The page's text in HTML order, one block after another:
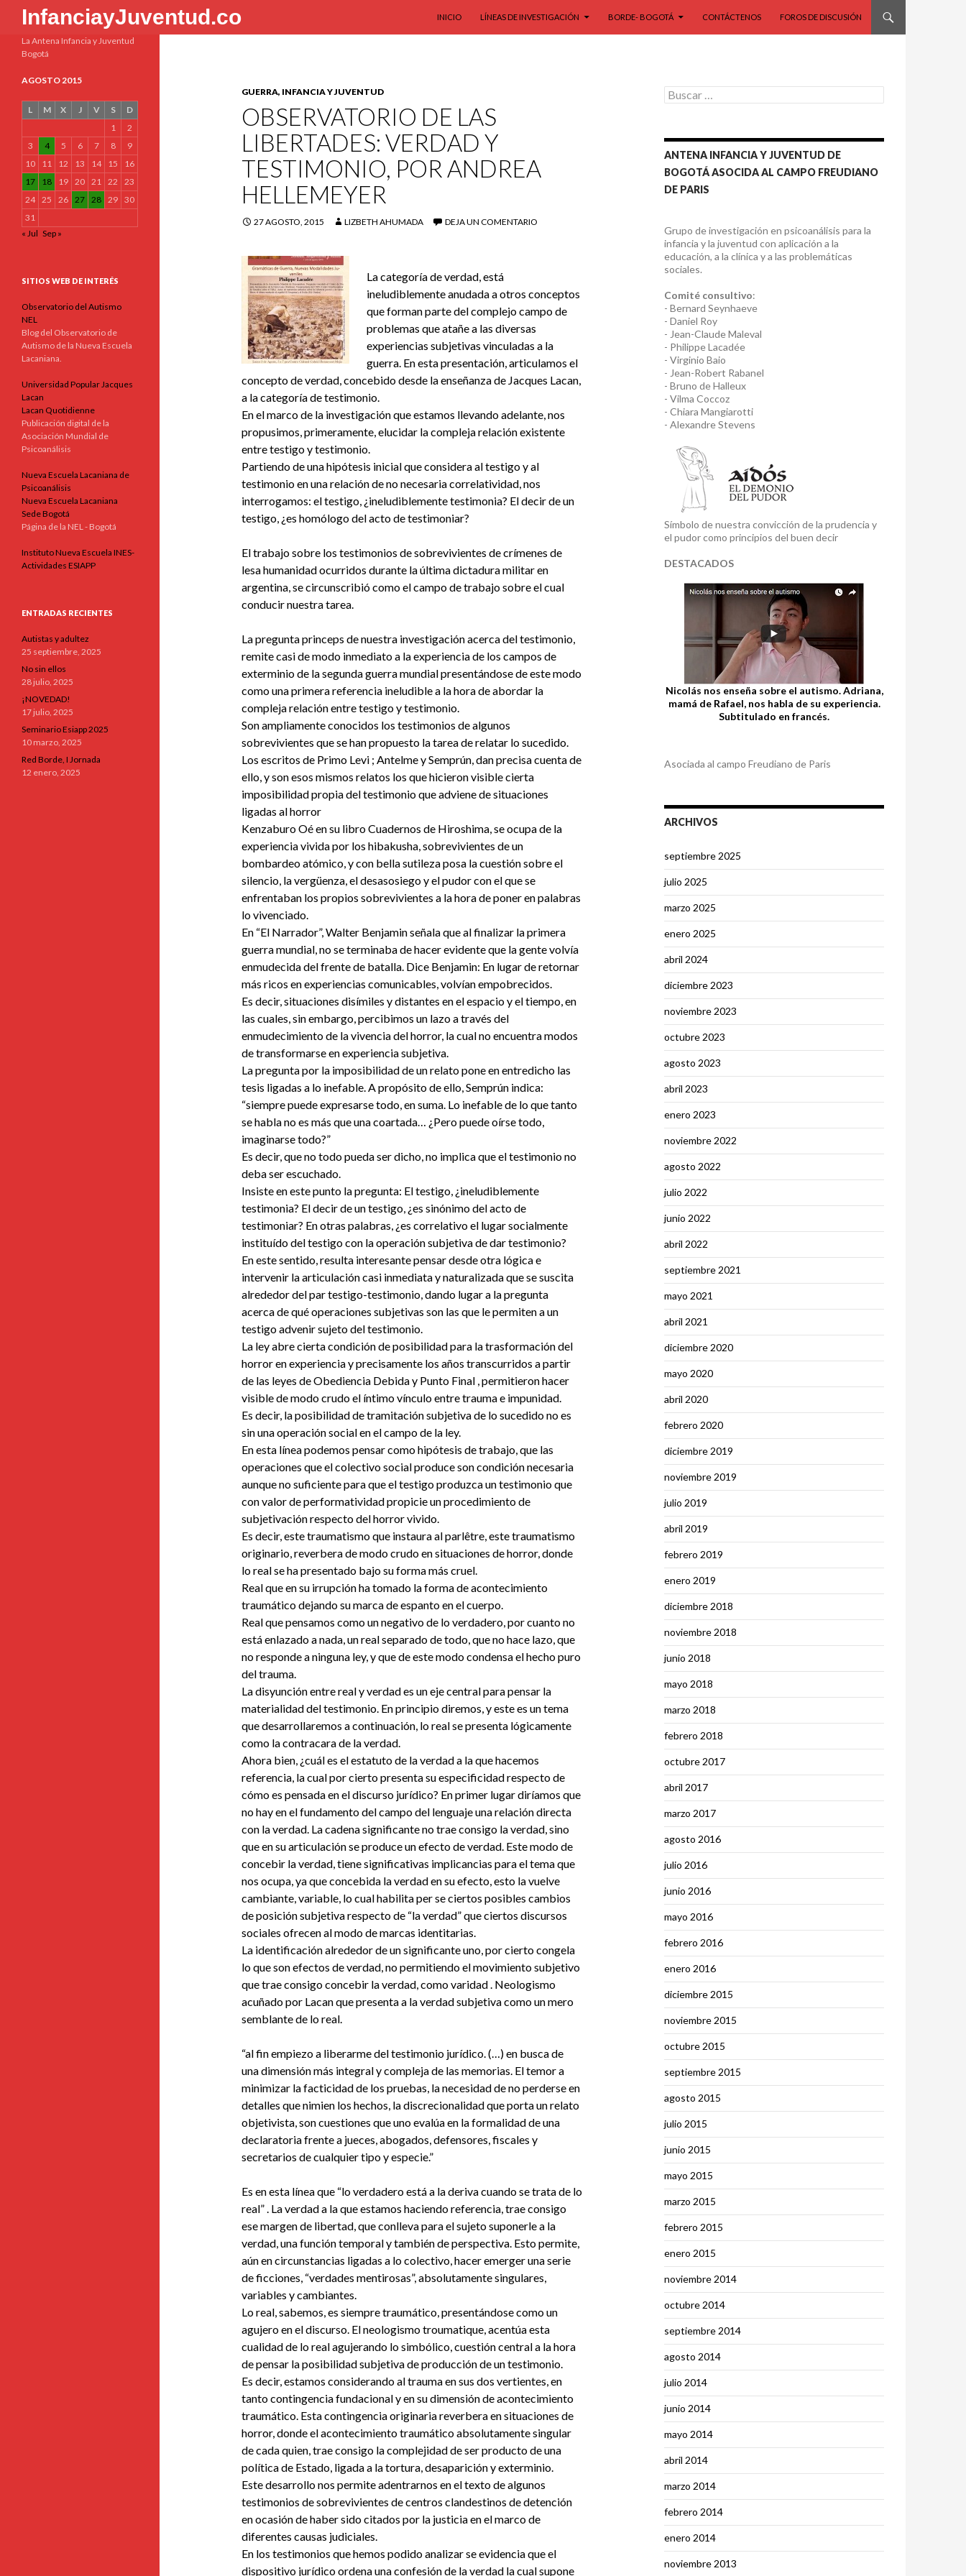
InfanciayJuventud.co
Buscar
INICIO
LÍNEAS DE INVESTIGACIÓN BORDE- BOGOTÁ CONTÁCTENOS FOROS DE DISCUSIÓN
GUERRA, INFANCIA Y JUVENTUD
OBSERVATORIO DE LAS
LIBERTADES: VERDAD Y
TESTIMONIO, POR ANDREA
HELLEMEYER
27 AGOSTO, 2015 LIZBETH AHUMADA DEJA UN COMENTARIO
La categoría de verdad, está
ineludiblemente anudada a otros conceptos
que forman parte del complejo campo de
problemas que atañe a las diversas
experiencias subjetivas vinculadas a la
guerra. En esta presentación, articulamos el
concepto de verdad, concebido desde la enseñanza de Jacques Lacan,
a la categoría de testimonio.
En el marco de la investigación que estamos llevando adelante, nos
propusimos, primeramente, elucidar la compleja relación existente
entre testigo y testimonio.
Partiendo de una hipótesis inicial que considera al testigo y al
testimonio en una relación de no necesaria correlatividad, nos
interrogamos: el testigo, ¿ineludiblemente testimonia? El decir de un
testigo, ¿es homólogo del acto de testimoniar?
El trabajo sobre los testimonios de sobrevivientes de crímenes de
lesa humanidad ocurridos durante la última dictadura militar en
argentina, se circunscribió como el campo de trabajo sobre el cual
conducir nuestra tarea.
La pregunta princeps de nuestra investigación acerca del testimonio,
remite casi de modo inmediato a la experiencia de los campos de
exterminio de la segunda guerra mundial presentándose de este modo
como una primera referencia ineludible a la hora de abordar la
compleja relación entre testigo y testimonio.
Son ampliamente conocidos los testimonios de algunos
sobrevivientes que se han propuesto la tarea de relatar lo sucedido.
Los escritos de Primo Levi ; Antelme y Semprún, dan precisa cuenta de
ello, y son esos mismos relatos los que hicieron visible cierta
imposibilidad propia del testimonio que adviene de situaciones
ligadas al horror
Kenzaburo Oé en su libro Cuadernos de Hiroshima, se ocupa de la
experiencia vivida por los hibakusha, sobrevivientes de un
bombardeo atómico, y con bella sutileza posa la cuestión sobre el
silencio, la vergüenza, el desasosiego y el pudor con el que se
enfrentaban los propios sobrevivientes a la hora de poner en palabras
lo vivenciado.
En “El Narrador”, Walter Benjamin señala que al finalizar la primera
guerra mundial, no se terminaba de hacer evidente que la gente volvía
enmudecida del frente de batalla. Dice Benjamin: En lugar de retornar
más ricos en experiencias comunicables, volvían empobrecidos.
Es decir, situaciones disímiles y distantes en el espacio y el tiempo, en
las cuales, sin embargo, percibimos un lazo a través del
enmudecimiento de la vivencia del horror, la cual no encuentra modos
de transformarse en experiencia subjetiva.
La pregunta por la imposibilidad de un relato pone en entredicho las
tesis ligadas a lo inefable. A propósito de ello, Semprún indica:
“siempre puede expresarse todo, en suma. Lo inefable de lo que tanto
se habla no es más que una coartada… ¿Pero puede oírse todo,
imaginarse todo?”
Es decir, que no todo pueda ser dicho, no implica que el testimonio no
deba ser escuchado.
Insiste en este punto la pregunta: El testigo, ¿ineludiblemente
testimonia? El decir de un testigo, ¿es sinónimo del acto de
testimoniar? En otras palabras, ¿es correlativo el lugar socialmente
instituído del testigo con la operación subjetiva de dar testimonio?
En este sentido, resulta interesante pensar desde otra lógica e
intervenir la articulación casi inmediata y naturalizada que se suscita
alrededor del par testigo-testimonio, dando lugar a la pregunta
acerca de qué operaciones subjetivas son las que le permiten a un
testigo advenir sujeto del testimonio.
La ley abre cierta condición de posibilidad para la trasformación del
horror en experiencia y precisamente los años transcurridos a partir
de las leyes de Obediencia Debida y Punto Final , permitieron hacer
visible de modo crudo el íntimo vínculo entre trauma e impunidad.
Es decir, la posibilidad de tramitación subjetiva de lo sucedido no es
sin una operación social en el campo de la ley.
En esta línea podemos pensar como hipótesis de trabajo, que las
operaciones que el colectivo social produce son condición necesaria
aunque no suficiente para que el testigo produzca un testimonio que
con valor de performatividad propicie un procedimiento de
subjetivación respecto del horror vivido.
Es decir, este traumatismo que instaura al parlêtre, este traumatismo
originario, reverbera de modo crudo en situaciones de horror, donde
lo real se ha presentado bajo su forma más cruel.
Real que en su irrupción ha tomado la forma de acontecimiento
traumático dejando su marca de espanto en el cuerpo.
Real que pensamos como un negativo de lo verdadero, por cuanto no
está enlazado a nada, un real separado de todo, que no hace lazo, que
no responde a ninguna ley, y que de este modo condensa el hecho puro
del trauma.
La disyunción entre real y verdad es un eje central para pensar la
materialidad del testimonio. En principio diremos, y este es un tema
que desarrollaremos a continuación, lo real se presenta lógicamente
como la contracara de la verdad.
Ahora bien, ¿cuál es el estatuto de la verdad a la que hacemos
referencia, la cual por cierto presenta su especificidad respecto de
cómo es pensada en el discurso jurídico? En primer lugar diríamos que
no hay en el fundamento del campo del lenguaje una relación directa
con la verdad. La cadena significante no trae consigo la verdad, sino
que en su articulación se produce un efecto de verdad. Este modo de
concebir la verdad, tiene significativas implicancias para el tema que
nos ocupa, ya que concebida la verdad en su efecto, esto la vuelve
cambiante, variable, lo cual habilita per se ciertos posibles cambios
de posición subjetiva respecto de “la verdad” que ciertos discursos
sociales ofrecen al modo de marcas identitarias.
La identificación alrededor de un significante uno, por cierto congela
lo que son efectos de verdad, no permitiendo el movimiento subjetivo
que trae consigo concebir la verdad, como varidad . Neologismo
acuñado por Lacan que presenta a la verdad subjetiva como un mero
semblante de lo real.
“al fin empiezo a liberarme del testimonio jurídico. (…) en busca de
una dimensión más integral y compleja de las memorias. El temor a
minimizar la facticidad de los pruebas, la necesidad de no perderse en
detalles que nimien los hechos, la discrecionalidad que porta un relato
objetivista, son cuestiones que uno evalúa en la formalidad de una
declaratoria frente a jueces, abogados, defensores, fiscales y
secretarios de cualquier tipo y especie.”
Es en esta línea que “lo verdadero está a la deriva cuando se trata de lo
real” . La verdad a la que estamos haciendo referencia, trae consigo
ese margen de libertad, que conlleva para el sujeto suponerle a la
verdad, una función temporal y también de perspectiva. Esto permite,
aún en circunstancias ligadas a lo colectivo, hacer emerger una serie
de ficciones, “verdades mentirosas”, absolutamente singulares,
variables y cambiantes.
Lo real, sabemos, es siempre traumático, presentándose como un
agujero en el discurso. El neologismo troumatique, acentúa esta
cualidad de lo real agujerando lo simbólico, cuestión central a la hora
de pensar la posibilidad subjetiva de producción de un testimonio.
Es decir, estamos considerando al trauma en sus dos vertientes, en
tanto contingencia fundacional y en su dimensión de acontecimiento
traumático. Esta contingencia originaria reverbera en situaciones de
horror, donde el acontecimiento traumático absolutamente singular
de cada quien, trae consigo la complejidad de ser producto de una
política de Estado, ligada a la tortura, desaparición y exterminio.
Este desarrollo nos permite adentrarnos en el texto de algunos
testimonios de sobrevivientes de centros clandestinos de detención
en ocasión de haber sido citados por la justicia en el marco de
diferentes causas judiciales.
En los testimonios que hemos podido analizar se evidencia que el
dispositivo jurídico ordena una confesión de la verdad la cual supone
Buscar:
ANTENA INFANCIA Y JUVENTUD DE
BOGOTÁ ASOCIDA AL CAMPO FREUDIANO
DE PARIS
Grupo de investigación en psicoanálisis para la
infancia y la juventud con aplicación a la
educación, a la clínica y a las problemáticas
sociales.
Comité consultivo:
- Bernard Seynhaeve
- Daniel Roy
- Jean-Claude Maleval
- Philippe Lacadée
- Virginio Baio
- Jean-Robert Rabanel
- Bruno de Halleux
- Vilma Coccoz
- Chiara Mangiarotti
- Alexandre Stevens
Símbolo de nuestra convicción de la prudencia y
el pudor como principios del buen decir
DESTACADOS
Nicolás nos enseña sobre el autismo. Adriana,
mamá de Rafael, nos habla de su experiencia.
Subtitulado en francés.
Asociada al campo Freudiano de Paris
ARCHIVOS
septiembre 2025
julio 2025
marzo 2025
enero 2025
abril 2024
diciembre 2023
noviembre 2023
octubre 2023
agosto 2023
abril 2023
enero 2023
noviembre 2022
agosto 2022
julio 2022
junio 2022
abril 2022
septiembre 2021
mayo 2021
abril 2021
diciembre 2020
mayo 2020
abril 2020
febrero 2020
diciembre 2019
noviembre 2019
julio 2019
abril 2019
febrero 2019
enero 2019
diciembre 2018
noviembre 2018
junio 2018
mayo 2018
marzo 2018
febrero 2018
octubre 2017
abril 2017
marzo 2017
agosto 2016
julio 2016
junio 2016
mayo 2016
febrero 2016
enero 2016
diciembre 2015
noviembre 2015
octubre 2015
septiembre 2015
agosto 2015
julio 2015
junio 2015
mayo 2015
marzo 2015
febrero 2015
enero 2015
noviembre 2014
octubre 2014
septiembre 2014
agosto 2014
julio 2014
junio 2014
mayo 2014
abril 2014
marzo 2014
febrero 2014
enero 2014
noviembre 2013
La Antena Infancia y Juventud
Bogotá
AGOSTO 2015
L M X J V S
D
1
2
3
4 5 6 7 8
9
10
11 12 13 14 15
16
17
18 19 20 21 22
23
24 25 26 27 28 29 30
31
« Jul Sep »
SITIOS WEB DE INTERÉS
Observatorio del Autismo
NEL
Blog del Observatorio de
Autismo de la Nueva Escuela
Lacaniana.
Universidad Popular Jacques
Lacan
Lacan Quotidienne
Publicación digital de la
Asociación Mundial de
Psicoanálisis
Nueva Escuela Lacaniana de
Psicoanálisis
Nueva Escuela Lacaniana
Sede Bogotá
Página de la NEL - Bogotá
Instituto Nueva Escuela INES-
Actividades ESIAPP
ENTRADAS RECIENTES
Autistas y adultez
25 septiembre, 2025
No sin ellos
28 julio, 2025
¡NOVEDAD!
17 julio, 2025
Seminario Esiapp 2025
10 marzo, 2025
Red Borde, I Jornada
12 enero, 2025